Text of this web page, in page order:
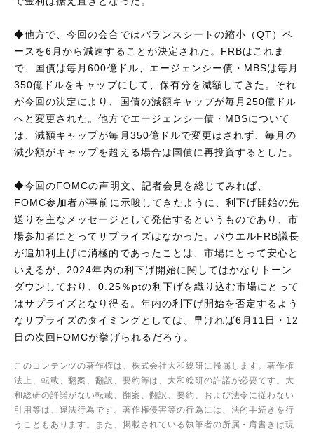
◆他方で、今回の会合ではバランスシートの縮小（QT）ペ
ースを6月から減速することが決定された。FRBはこれま
で、国債は毎月600億ドル、エージェンシー債・MBSは毎月
350億ドルをキャップにして、保有分を減額してきた。それ
が今回の決定により、国債の減額キャップが毎月250億ドル
へと変更された。他方でエージェンシー債・MBSについて
は、減額キャップが毎月350億ドルで変更はされず、毎月の
減少額がキャップを超える場合は国債に再投資するとした。
◆今回のFOMCの声明文、記者会見を総じてみれば、
FOMC参加者が事前に示唆してきたように、利下げ開始の先
送りを主なメッセージとして発信するというものであり、市
場参加者にとってサプライズはなかった。パウエルFRB議長
が追加利上げに消極的であったことは、市場にとって安心と
いえるが、2024年内の利下げ開始に関してはかなりトーン
ダウンしており、0.25％ptの利下げを織り込む市場にとって
はサプライズとなり得る。年内の利下げ開始を否定するよう
なサプライズのタイミングとしては、早ければ6月11日・12
日の次回FOMCが挙げられるだろう。
このコンテンツの著作権は、株式会社大和総研に帰属します。著作権
法上、転載、翻案、翻訳、要約等は、大和総研の許諾が必要です。大
和総研の許諾がない転載、翻案、翻訳、要約、および法令に従わない
引用等は、違法行為です。著作権侵害等の行為には、法的手続きを行
うこともあります。また、掲載されている執筆者の所属・肩書きは現